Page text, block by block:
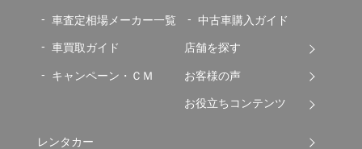
車査定相場メーカー一覧
車買取ガイド
キャンペーン・ＣＭ
中古車購入ガイド
店舗を探す
お客様の声
お役立ちコンテンツ
レンタカー